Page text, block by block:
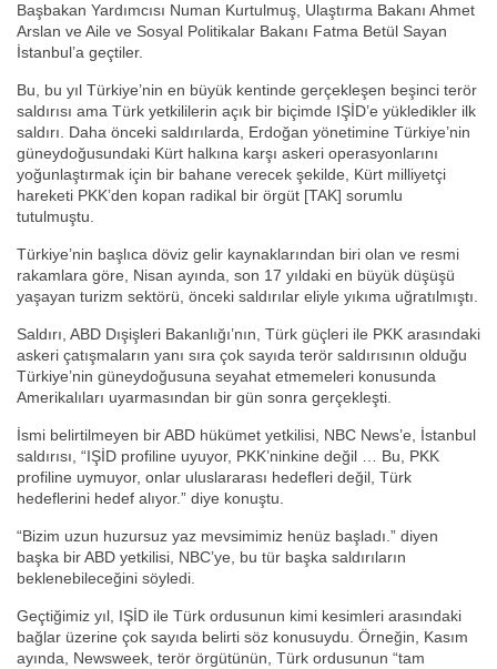
Başbakan Yardımcısı Numan Kurtulmuş, Ulaştırma Bakanı Ahmet
Arslan ve Aile ve Sosyal Politikalar Bakanı Fatma Betül Sayan
İstanbul’a geçtiler.
Bu, bu yıl Türkiye’nin en büyük kentinde gerçekleşen beşinci terör
saldırısı ama Türk yetkililerin açık bir biçimde IŞİD’e yükledikler ilk
saldırı. Daha önceki saldırılarda, Erdoğan yönetimine Türkiye’nin
güneydoğusundaki Kürt halkına karşı askeri operasyonlarını
yoğunlaştırmak için bir bahane verecek şekilde, Kürt milliyetçi
hareketi PKK’den kopan radikal bir örgüt [TAK] sorumlu
tutulmuştu.
Türkiye’nin başlıca döviz gelir kaynaklarından biri olan ve resmi
rakamlara göre, Nisan ayında, son 17 yıldaki en büyük düşüşü
yaşayan turizm sektörü, önceki saldırılar eliyle yıkıma uğratılmıştı.
Saldırı, ABD Dışişleri Bakanlığı’nın, Türk güçleri ile PKK arasındaki
askeri çatışmaların yanı sıra çok sayıda terör saldırısının olduğu
Türkiye’nin güneydoğusuna seyahat etmemeleri konusunda
Amerikalıları uyarmasından bir gün sonra gerçekleşti.
İsmi belirtilmeyen bir ABD hükümet yetkilisi, NBC News’e, İstanbul
saldırısı, “IŞİD profiline uyuyor, PKK’ninkine değil … Bu, PKK
profiline uymuyor, onlar uluslararası hedefleri değil, Türk
hedeflerini hedef alıyor.” diye konuştu.
“Bizim uzun huzursuz yaz mevsimimiz henüz başladı.” diyen
başka bir ABD yetkilisi, NBC’ye, bu tür başka saldırıların
beklenebileceğini söyledi.
Geçtiğimiz yıl, IŞİD ile Türk ordusunun kimi kesimleri arasındaki
bağlar üzerine çok sayıda belirti söz konusuydu. Örneğin, Kasım
ayında, Newsweek, terör örgütünün, Türk ordusunun “tam